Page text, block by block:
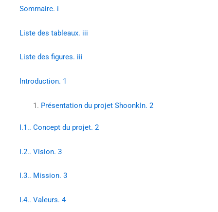
Sommaire. i
Liste des tableaux. iii
Liste des figures. iii
Introduction. 1
Présentation du projet ShoonkIn. 2
I.1.. Concept du projet. 2
I.2.. Vision. 3
I.3.. Mission. 3
I.4.. Valeurs. 4